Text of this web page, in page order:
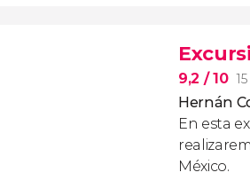
9,2 / 10
Hernán
En esta
México.